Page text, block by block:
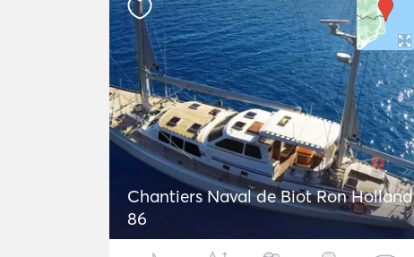
Chantiers Naval de Biot Ron Holland
86